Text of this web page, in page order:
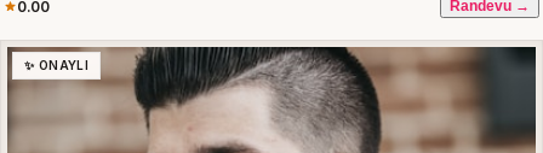
0.00 Randevu →
✨ ONAYLI